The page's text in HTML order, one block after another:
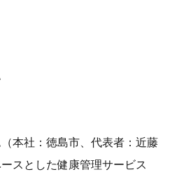
本社：徳島市、代表者：近藤
スとした健康管理サービス